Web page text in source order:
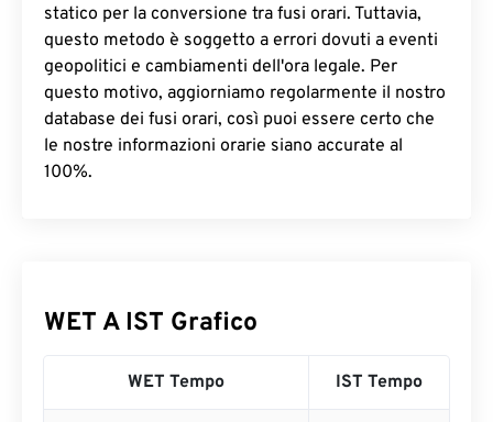
statico per la conversione tra fusi orari. Tuttavia,
questo metodo è soggetto a errori dovuti a eventi
geopolitici e cambiamenti dell'ora legale. Per
questo motivo, aggiorniamo regolarmente il nostro
database dei fusi orari, così puoi essere certo che
le nostre informazioni orarie siano accurate al
100%.
WET A IST Grafico
WET Tempo IST Tempo